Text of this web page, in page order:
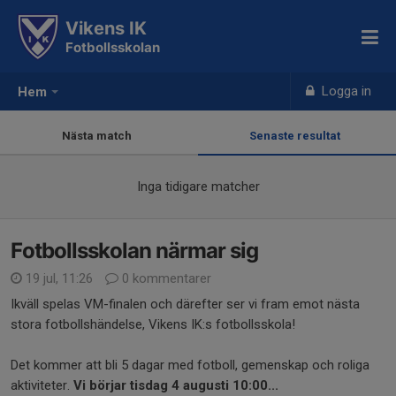
Hem Logga in
Vikens IK
Fotbollsskolan
Nästa match Senaste resultat
Inga tidigare matcher
Fotbollsskolan närmar sig
19 jul, 11:26
0 kommentarer
Ikväll spelas VM-finalen och därefter ser vi fram emot nästa
stora fotbollshändelse, Vikens IK:s fotbollsskola!
Det kommer att bli 5 dagar med fotboll, gemenskap och roliga
aktiviteter. Vi börjar tisdag 4 augusti 10:00...